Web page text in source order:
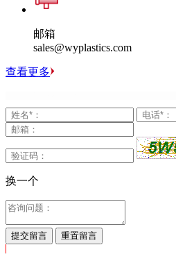
邮箱
sales@wyplastics.com
查看更多
换一个
提交留言 重置留言